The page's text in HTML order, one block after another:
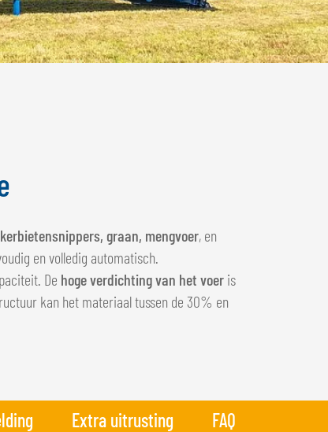
graan, mengvoer, en
en volledig automatisch.
De hoge verdichting van het voer is
kan het materiaal tussen de 30% en
Extra uitrusting FAQ